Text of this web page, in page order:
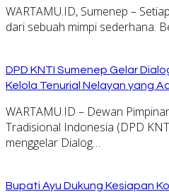
WARTAMU.ID, Sumenep –
dari sebuah mimpi sederhana.
DPD KNTI Sumenep Gelar
Kelola Tenurial Nelayan yang
WARTAMU.ID – Dewan
Tradisional Indonesia (DPD
menggelar Dialog…
Bupati Ayu Dukung Kesiapan